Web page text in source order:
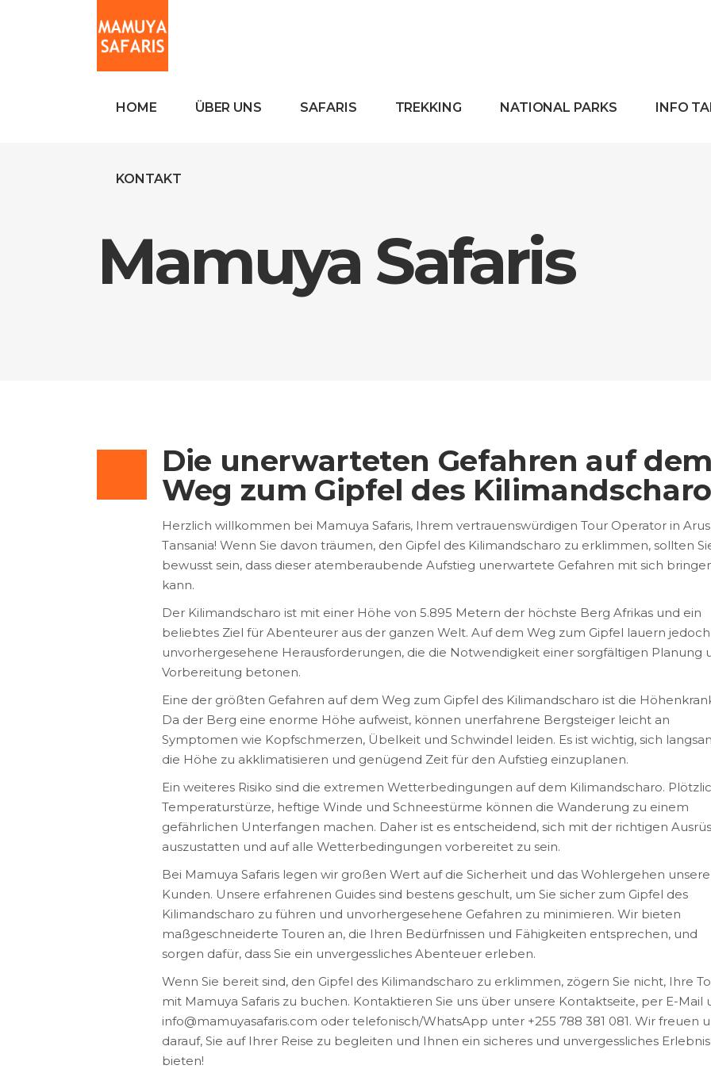
HOME ÜBER UNS SAFARIS TREKKING NATIONAL PARKS INFO
KONTAKT
Mamuya Safaris
Die unerwarteten Gefahren auf dem
Weg zum Gipfel des Kilimandscharo
Herzlich willkommen bei Mamuya Safaris, Ihrem vertrauenswürdigen Tour Operator in
Tansania! Wenn Sie davon träumen, den Gipfel des Kilimandscharo zu erklimmen, sollten
bewusst sein, dass dieser atemberaubende Aufstieg unerwartete Gefahren mit sich
kann.
Der Kilimandscharo ist mit einer Höhe von 5.895 Metern der höchste Berg Afrikas und ein
beliebtes Ziel für Abenteurer aus der ganzen Welt. Auf dem Weg zum Gipfel lauern jedoch
unvorhergesehene Herausforderungen, die die Notwendigkeit einer sorgfältigen Planung
Vorbereitung betonen.
Eine der größten Gefahren auf dem Weg zum Gipfel des Kilimandscharo ist die
Da der Berg eine enorme Höhe aufweist, können unerfahrene Bergsteiger leicht an
Symptomen wie Kopfschmerzen, Übelkeit und Schwindel leiden. Es ist wichtig, sich
die Höhe zu akklimatisieren und genügend Zeit für den Aufstieg einzuplanen.
Ein weiteres Risiko sind die extremen Wetterbedingungen auf dem Kilimandscharo.
Temperaturstürze, heftige Winde und Schneestürme können die Wanderung zu einem
gefährlichen Unterfangen machen. Daher ist es entscheidend, sich mit der richtigen
auszustatten und auf alle Wetterbedingungen vorbereitet zu sein.
Bei Mamuya Safaris legen wir großen Wert auf die Sicherheit und das Wohlergehen
Kunden. Unsere erfahrenen Guides sind bestens geschult, um Sie sicher zum Gipfel des
Kilimandscharo zu führen und unvorhergesehene Gefahren zu minimieren. Wir bieten
maßgeschneiderte Touren an, die Ihren Bedürfnissen und Fähigkeiten entsprechen, und
sorgen dafür, dass Sie ein unvergessliches Abenteuer erleben.
Wenn Sie bereit sind, den Gipfel des Kilimandscharo zu erklimmen, zögern Sie nicht, Ihre
mit Mamuya Safaris zu buchen. Kontaktieren Sie uns über unsere Kontaktseite, per E-Mail
info@mamuyasafaris.com oder telefonisch/WhatsApp unter +255 788 381 081. Wir freuen
darauf, Sie auf Ihrer Reise zu begleiten und Ihnen ein sicheres und unvergessliches
bieten!